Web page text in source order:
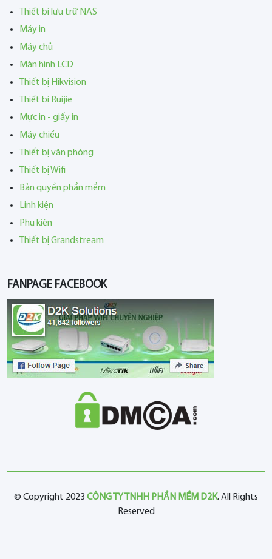
Thiết bị lưu trữ NAS
Máy in
Máy chủ
Màn hình LCD
Thiết bị Hikvision
Thiết bị Ruijie
Mực in - giấy in
Máy chiếu
Thiết bị văn phòng
Thiết bị Wifi
Bản quyền phần mềm
Linh kiện
Phụ kiện
Thiết bị Grandstream
FANPAGE FACEBOOK
© Copyright 2023 CÔNG TY TNHH PHẦN MỀM D2K. All Rights
Reserved